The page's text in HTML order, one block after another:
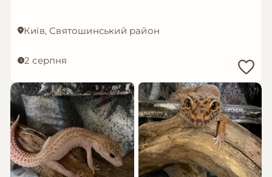
Київ, Святошинський район
2 серпня